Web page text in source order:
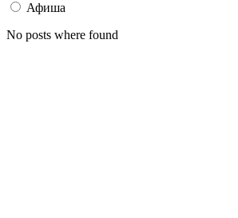
Афиша
No posts where found